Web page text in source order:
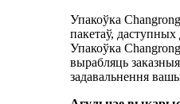
Упакоўка
пакетаў, даступных
Упакоўка
вырабляць
задавальнення